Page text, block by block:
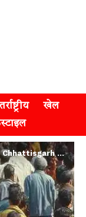
खेल
Chhattisgarh Census 2027 : मकान सूचीकरण 2026 , छत्तीसगढ़ के हर भवन और आवासीय इकाई की बनेगी डिजिटल आईडी